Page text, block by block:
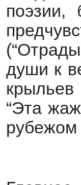
души к
“Эта
рубежом